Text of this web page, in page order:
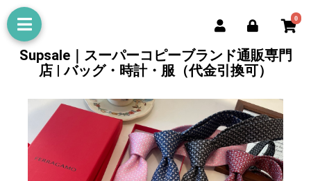
0
Supsale｜スーパーコピーブランド通販専門
店 | バッグ・時計・服（代金引換可）